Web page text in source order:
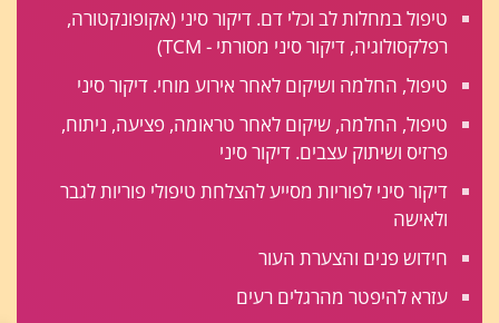
טיפול במחלות לב וכלי דם. דיקור סיני (אקופונקטורה,
רפלקסולוגיה, דיקור סיני מסורתי - TCM)
טיפול, החלמה ושיקום לאחר אירוע מוחי. דיקור סיני
טיפול, החלמה, שיקום לאחר טראומה, פציעה, ניתוח,
פרזיס ושיתוק עצבים. דיקור סיני
דיקור סיני לפוריות מסייע להצלחת טיפולי פוריות לגבר
ולאישה
חידוש פנים והצערת העור
עזרא להיפטר מהרגלים רעים